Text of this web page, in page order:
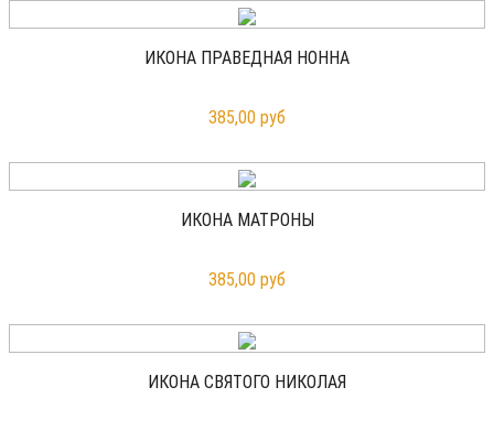
ИКОНА ПРАВЕДНАЯ НОННА
385,00 руб
ИКОНА МАТРОНЫ
385,00 руб
ИКОНА СВЯТОГО НИКОЛАЯ